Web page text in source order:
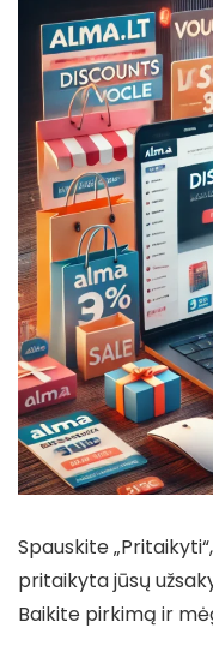
Spauskite
pritaikyta jūsų
Baikite pirkimą ir